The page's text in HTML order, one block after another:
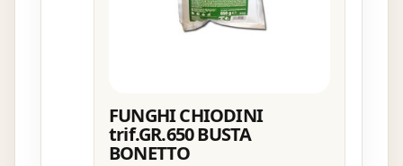
FUNGHI CHIODINI
trif.GR.650 BUSTA
BONETTO